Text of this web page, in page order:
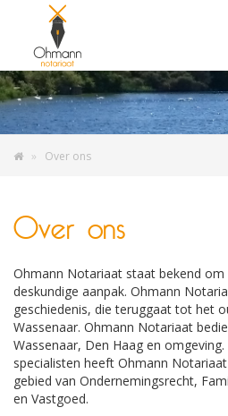
Over ons
Over ons
Ohmann Notariaat staat bekend
deskundige aanpak. Ohmann
geschiedenis, die teruggaat tot het
Wassenaar. Ohmann Notariaat
Wassenaar, Den Haag en
specialisten heeft Ohmann
gebied van Ondernemingsrecht,
en Vastgoed.